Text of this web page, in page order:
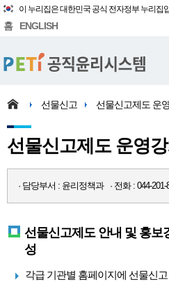
이 누리집은 대한민국 공식 전자정부 누리집
홈 ENGLISH
선물신고 선물신고제도 운
선물신고제도 운영
· 담당부서 : 윤리정책과 · 전화 : 044-201-
선물신고제도 안내 및 홍보
성
각급 기관별 홈페이지에 선물신